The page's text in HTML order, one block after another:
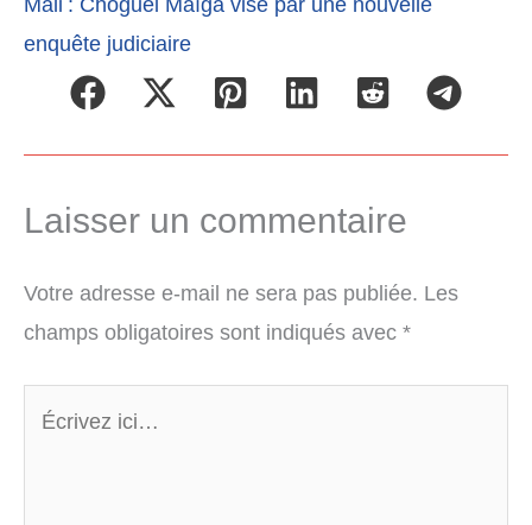
enquête judiciaire
Laisser un commentaire
Votre adresse e-mail ne sera pas publiée. Les
champs obligatoires sont indiqués avec *